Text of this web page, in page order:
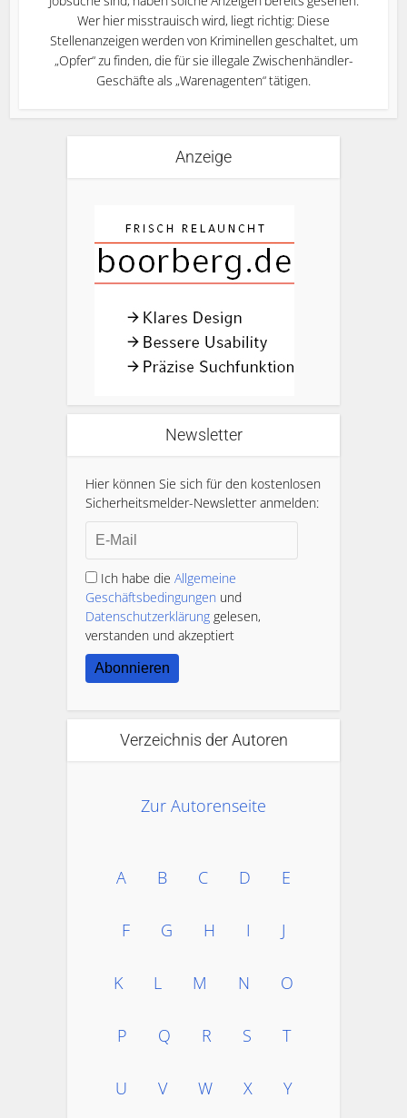
Wer hier misstrauisch wird, liegt richtig: Diese
Stellenanzeigen werden von Kriminellen geschaltet, um
„Opfer“ zu finden, die für sie illegale Zwischenhändler-
Geschäfte als „Warenagenten“ tätigen.
Anzeige
Newsletter
Hier können Sie sich für den kostenlosen
Sicherheitsmelder-Newsletter anmelden:
Ich habe die Allgemeine
Geschäftsbedingungen und
Datenschutzerklärung gelesen,
verstanden und akzeptiert
Abonnieren
Verzeichnis der Autoren
Zur Autorenseite
A B C D E
F G H I J
K L M N O
P Q R S T
U V W X Y